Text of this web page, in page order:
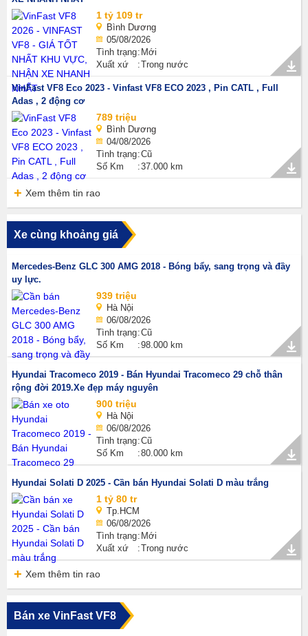
1 tỷ 109 tr
Bình Dương
05/08/2026
Tình trạng Mới
Xuất xứ
Trong nước
VinFast VF8 Eco 2023 - Vinfast VF8 ECO 2023 , Pin CATL , Full
Adas , 2 động cơ
789 triệu
Bình Dương
04/08/2026
Tình trạng Cũ
Số Km
37.000 km
Xem thêm tin rao
Xe cùng khoảng giá
Mercedes-Benz GLC 300 AMG 2018 - Bóng bẩy, sang trọng và đầy
uy lực.
939 triệu
Hà Nội
06/08/2026
Tình trạng Cũ
Số Km
98.000 km
Hyundai Tracomeco 2019 - Bán Hyundai Tracomeco 29 chỗ thân
rộng đời 2019.Xe đẹp máy nguyên
900 triệu
Hà Nội
06/08/2026
Tình trạng Cũ
Số Km
80.000 km
Hyundai Solati D 2025 - Cần bán Hyundai Solati D màu trắng
1 tỷ 80 tr
Tp.HCM
06/08/2026
Tình trạng Mới
Xuất xứ
Trong nước
Xem thêm tin rao
Bán xe VinFast VF8